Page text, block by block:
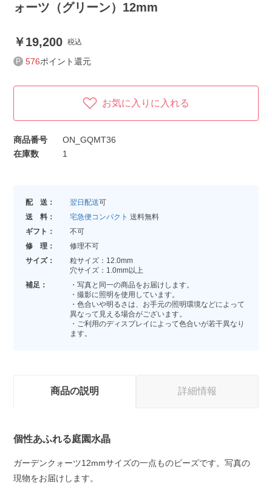
ォーツ（グリーン）12mm
19,200 税込
576ポイント還元
お気に入りに入れる
商品番号
ON_GQMT36
在庫数
1
配 送： 翌日配送可
送 料：
宅急便コンパクト 送料無料
ギフト：
不可
修 理：
修理不可
サイズ：
粒サイズ：12.0mm
穴サイズ：1.0mm以上
補足：
・写真と同一の商品をお届けします。
・撮影に照明を使用しています。
・色合いや明るさは、お手元の照明環境などによって
異なって見える場合がございます。
・ご利用のディスプレイによって色合いが若干異なり
ます。
商品の説明 詳細情報
個性あふれる庭園水晶
ガーデンクォーツ12mmサイズの一点ものビーズです。写真の
現物をお届けします。